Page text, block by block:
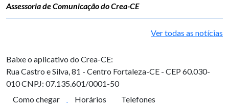
Assessoria de Comunicação do Crea-CE
Ver todas as notícias
Baixe o aplicativo do Crea-CE:
Rua Castro e Silva, 81 - Centro Fortaleza-CE - CEP 60.030-
010CNPJ: 07.135.601/0001-50
Como chegar
Horários
Telefones